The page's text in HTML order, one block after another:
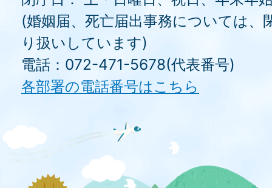
(婚姻届、死亡届出事務については、
り扱いしています)
電話：072-471-5678(代表番号)
各部署の電話番号はこちら